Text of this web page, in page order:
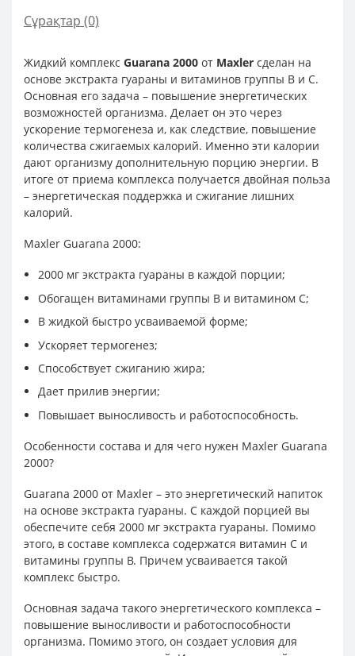
Сұрақтар (0)
Жидкий комплекс Guarana 2000 от Maxler сделан на
основе экстракта гуараны и витаминов группы В и С.
Основная его задача – повышение энергетических
возможностей организма. Делает он это через
ускорение термогенеза и, как следствие, повышение
количества сжигаемых калорий. Именно эти калории
дают организму дополнительную порцию энергии. В
итоге от приема комплекса получается двойная польза
– энергетическая поддержка и сжигание лишних
калорий.
Maxler Guarana 2000:
2000 мг экстракта гуараны в каждой порции;
Обогащен витаминами группы В и витамином С;
В жидкой быстро усваиваемой форме;
Ускоряет термогенез;
Способствует сжиганию жира;
Дает прилив энергии;
Повышает выносливость и работоспособность.
Особенности состава и для чего нужен Maxler Guarana
2000?
Guarana 2000 от Maxler – это энергетический напиток
на основе экстракта гуараны. С каждой порцией вы
обеспечите себя 2000 мг экстракта гуараны. Помимо
этого, в составе комплекса содержатся витамин С и
витамины группы В. Причем усваивается такой
комплекс быстро.
Основная задача такого энергетического комплекса –
повышение выносливости и работоспособности
организма. Помимо этого, он создает условия для